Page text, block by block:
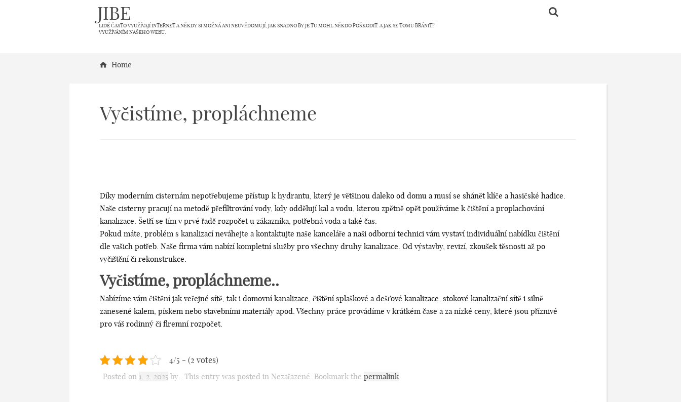
JIBE
LIDÉ ČASTO VYUŽÍVAJÍ INTERNET A NĚKDY SI MOŽNÁ ANI NEUVĚDOMUJÍ, JAK SNADNO BY JE TU MOHL NĚKDO POŠKODIT. A JAK SE TOMU BRÁNIT?
VYUŽÍVÁNÍM NAŠEHO WEBU.
Home
Vyčistíme, propláchneme
Díky moderním cisternám nepotřebujeme přístup k hydrantu, který je většinou daleko od domu a musí se shánět klíče a hasičské hadice.
Naše cisterny pracují na metodě přefiltrování vody, kdy oddělují kal a vodu, kterou zpětně opět používáme k čištění a proplachování
kanalizace. Šetří se tím v prvé řadě rozpočet u zákazníka, potřebná voda a také čas.
Pokud máte, problém s kanalizací neváhejte a kontaktujte naše kanceláře a naši odborní technici vám vystaví individuální nabídku čištění
dle vašich potřeb. Naše firma vám nabízí kompletní služby pro všechny druhy kanalizace. Od výstavby, revizí, zkoušek těsnosti až po
vyčištění či rekonstrukce.
Vyčistíme, propláchneme..
Nabízíme vám čištění jak veřejné sítě, tak i domovní kanalizace, čištění splaškové a dešťové kanalizace , stokové kanalizační sítě i silně
zanesené kalem, pískem nebo stavebními materiály apod. Všechny práce provádíme v krátkém čase a za nízké ceny, které jsou příznivé
pro váš rodinný či firemní rozpočet.
4/5 - (2 votes)
Posted on 1. 2. 2025 by . This entry was posted in Nezařazené. Bookmark the permalink